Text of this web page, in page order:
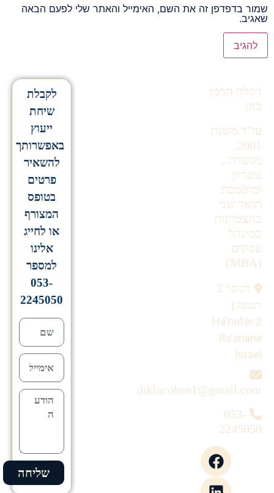
שמור בדפדפן זה את השם, האימייל והאתר שלי לפעם הבאה
שאגיב.
דקלה הרמן
כהן
עו"ד משנת
2001,
מגשרת ,
נוטריון
ומוסמכת
תואר שני
בהצטיינות
במינהל
עסקים
(MBA).
הנופר 2
רעננה |
Ha'nofar 2
Ra'anana
Israel
diklacohen1@gmail.com
053-
2245050
לקבלת
שיחת
ייעוץ
באפשרותך
להשאיר
פרטים
בטופס
המצורף
או לחייג
אלינו
למספר
053-
2245050
שליחה